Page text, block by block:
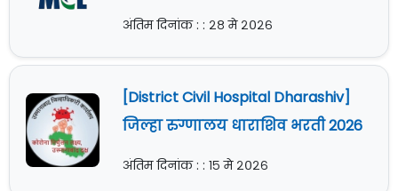
अंतिम दिनांक : : २८ मे २०२६
[District Civil Hospital Dharashiv]
जिल्हा रुग्णालय धाराशिव भरती 2026
अंतिम दिनांक : : १५ मे २०२६